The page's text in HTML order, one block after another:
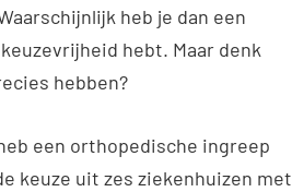
heb je dan een
hebt. Maar denk
hebben?
een orthopedische ingreep
keuze uit zes ziekenhuizen met